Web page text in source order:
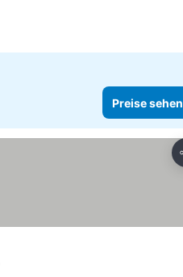
Preise sehen